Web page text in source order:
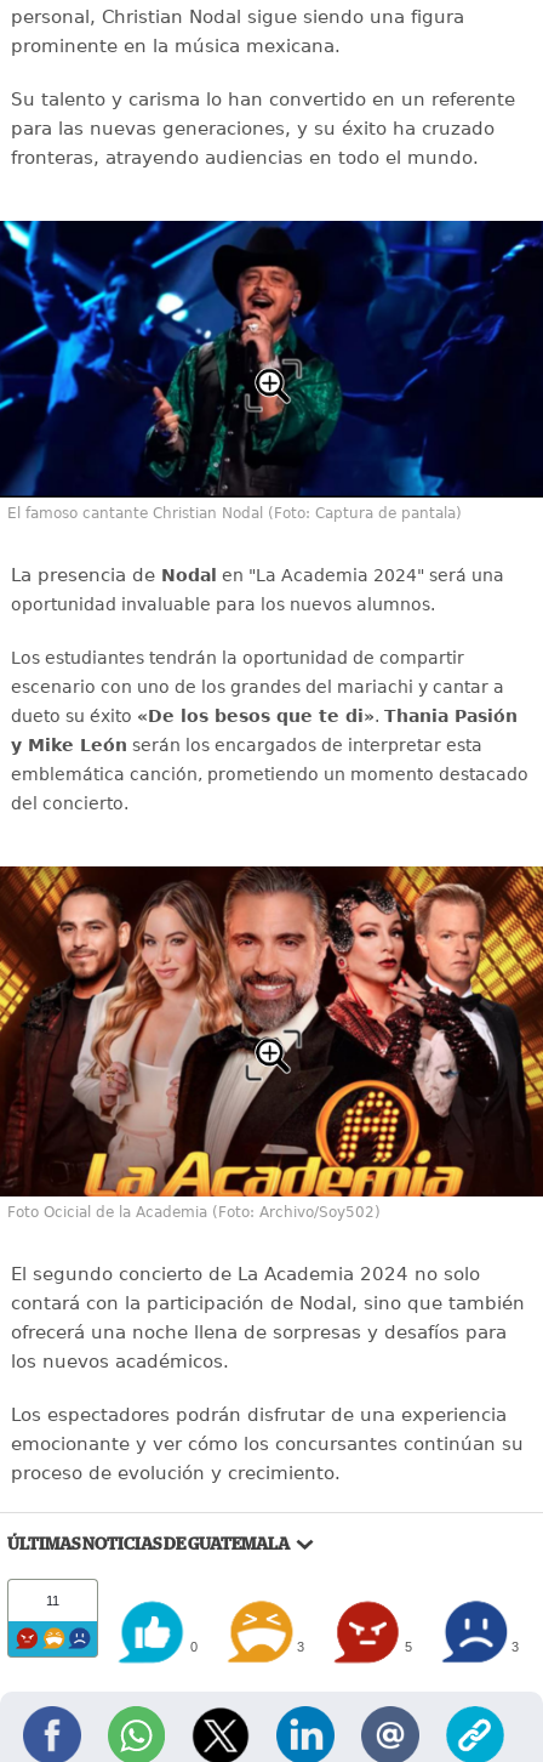
personal, Christian Nodal sigue siendo una figura
prominente en la música mexicana.
Su talento y carisma lo han convertido en un referente
para las nuevas generaciones, y su éxito ha cruzado
fronteras, atrayendo audiencias en todo el mundo.
El famoso cantante Christian Nodal (Foto: Captura de pantala)
La presencia de Nodal en "La Academia 2024" será una
oportunidad invaluable para los nuevos alumnos.
Los estudiantes tendrán la oportunidad de compartir
escenario con uno de los grandes del mariachi y cantar a
dueto su éxito «De los besos que te di». Thania Pasión
y Mike León serán los encargados de interpretar esta
emblemática canción, prometiendo un momento destacado
del concierto.
Foto Ocicial de la Academia (Foto: Archivo/Soy502)
El segundo concierto de La Academia 2024 no solo
contará con la participación de Nodal, sino que también
ofrecerá una noche llena de sorpresas y desafíos para
los nuevos académicos.
Los espectadores podrán disfrutar de una experiencia
emocionante y ver cómo los concursantes continúan su
proceso de evolución y crecimiento.
ÚLTIMAS NOTICIAS DE GUATEMALA
11
0 3 5 3